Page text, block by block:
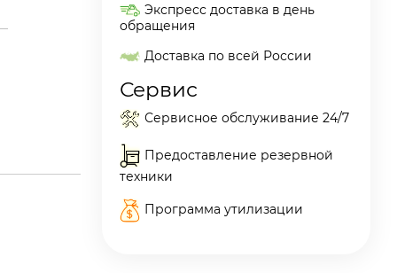
Экспресс доставка в день
обращения
Доставка по всей России
Сервис
Сервисное обслуживание 24/7
Предоставление резервной
техники
Программа утилизации